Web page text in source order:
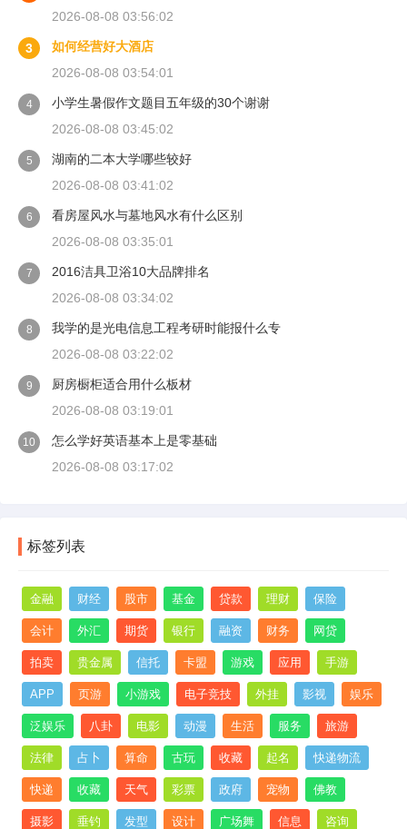
2026-08-08 03:56:02
3
如何经营好大酒店
2026-08-08 03:54:01
4
小学生暑假作文题目五年级的30个谢谢
2026-08-08 03:45:02
5
湖南的二本大学哪些较好
2026-08-08 03:41:02
6
看房屋风水与墓地风水有什么区别
2026-08-08 03:35:01
7
2016洁具卫浴10大品牌排名
2026-08-08 03:34:02
8
我学的是光电信息工程考研时能报什么专
2026-08-08 03:22:02
9
厨房橱柜适合用什么板材
2026-08-08 03:19:01
10
怎么学好英语基本上是零基础
2026-08-08 03:17:02
标签列表
金融 财经 股市 基金 贷款 理财 保险
会计 外汇 期货 银行 融资 财务 网贷
拍卖 贵金属 信托 卡盟 游戏 应用 手游
APP 页游 小游戏 电子竞技 外挂 影视 娱乐
泛娱乐 八卦 电影 动漫 生活 服务 旅游
法律 占卜 算命 古玩 收藏 起名 快递物流
快递 收藏 天气 彩票 政府 宠物 佛教
摄影 垂钓 发型 设计 广场舞 信息 咨询